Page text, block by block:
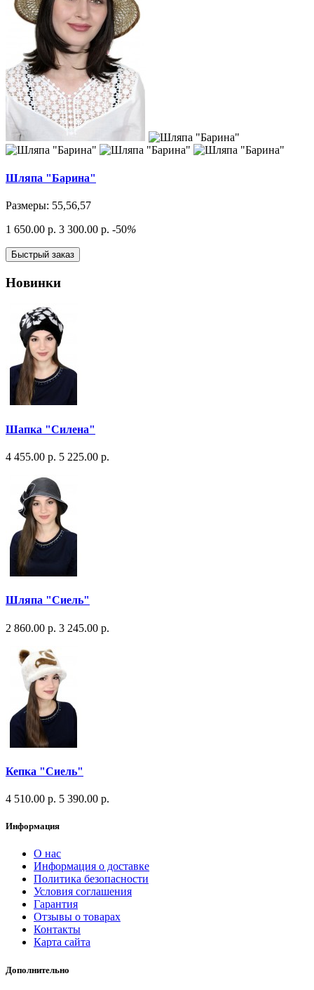
Шляпа "Барина"
Размеры: 55,56,57
1 650.00 р. 3 300.00 р. -50%
Быстрый заказ
Новинки
Шапка "Силена"
4 455.00 р. 5 225.00 р.
Шляпа "Сиель"
2 860.00 р. 3 245.00 р.
Кепка "Сиель"
4 510.00 р. 5 390.00 р.
Информация
О нас
Информация о доставке
Политика безопасности
Условия соглашения
Гарантия
Отзывы о товарах
Контакты
Карта сайта
Дополнительно